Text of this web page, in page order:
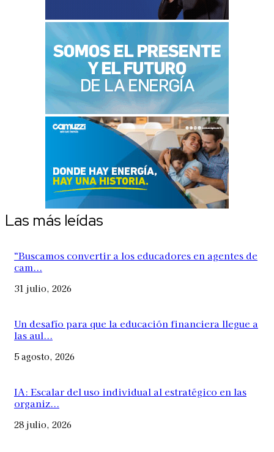
Las más leídas
“Buscamos convertir a los educadores en agentes de
cam...
31 julio, 2026
Un desafío para que la educación financiera llegue a
las aul...
5 agosto, 2026
IA: Escalar del uso individual al estratégico en las
organiz...
28 julio, 2026